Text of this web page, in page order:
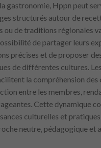
gastronomie, Hppn peut
structurés autour de
ou de traditions régionales
de partager leurs
précises et de proposer
de différentes cultures.
la compréhension des
entre les membres,
Cette dynamique
culturelles et
neutre, pédagogique et